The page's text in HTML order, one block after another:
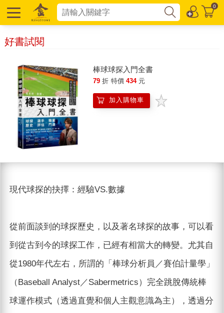
0
好書試閱
棒球球探入門全書
79 折 特價 434 元
加入購物車
現代球探的抉擇：經驗VS.數據
從前面談到的球探歷史，以及著名球探的故事，可以看
到從古到今的球探工作，已經有相當大的轉變。尤其自
從1980年代左右，所謂的「棒球分析員／賽伯計量學」
（Baseball Analyst／Sabermetrics）完全跳脫傳統棒
球運作模式（透過直覺和個人主觀意識為主），透過分